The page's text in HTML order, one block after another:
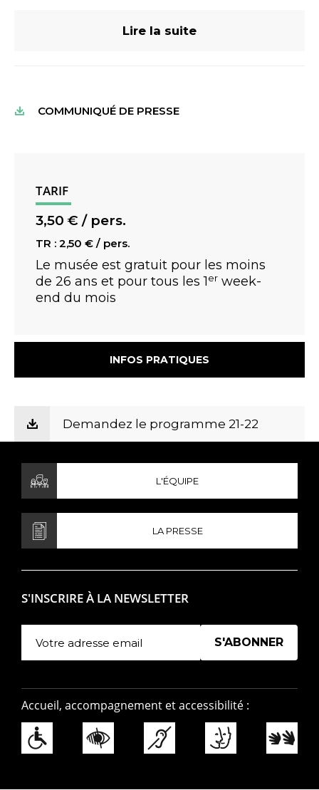
Palmyre, le massacre du Bataclan, le
cadastres existent, puisqu’il faut consigner,
Lire la suite
COMMUNIQUÉ DE PRESSE
TARIF
3,50 € / pers.
TR : 2,50 € / pers.
Le musée est gratuit pour les moins
de 26 ans et pour tous les 1er week-
end du mois
INFOS PRATIQUES
Demandez le programme 21-22
L'ÉQUIPE
LA PRESSE
S'INSCRIRE À LA NEWSLETTER
Accueil, accompagnement et accessibilité :